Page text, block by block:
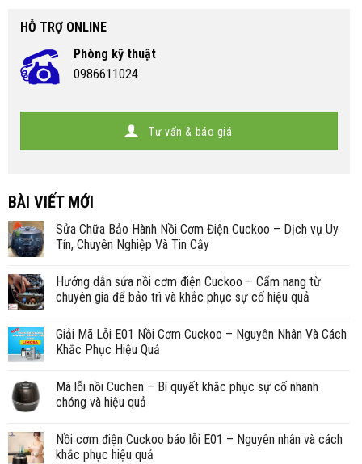
HỖ TRỢ ONLINE
Phòng kỹ thuật
0986611024
Tư vấn & báo giá
BÀI VIẾT MỚI
Sửa Chữa Bảo Hành Nồi Cơm Điện Cuckoo – Dịch vụ Uy
Tín, Chuyên Nghiệp Và Tin Cậy
Hướng dẫn sửa nồi cơm điện Cuckoo – Cẩm nang từ
chuyên gia để bảo trì và khắc phục sự cố hiệu quả
Giải Mã Lỗi E01 Nồi Cơm Cuckoo – Nguyên Nhân Và Cách
Khắc Phục Hiệu Quả
Mã lỗi nồi Cuchen – Bí quyết khắc phục sự cố nhanh
chóng và hiệu quả
Nồi cơm điện Cuckoo báo lỗi E01 – Nguyên nhân và cách
khắc phục hiệu quả